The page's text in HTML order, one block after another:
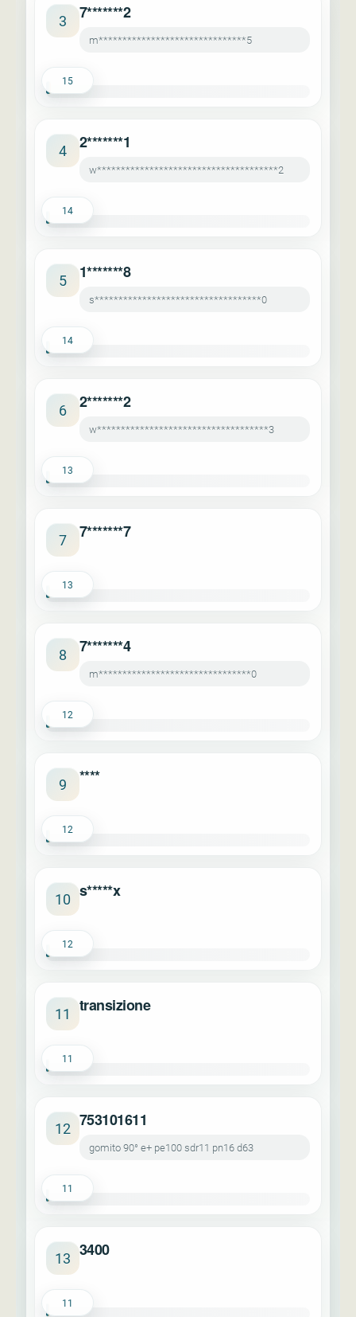
3 7*******2
m*******************************5
15
4 2*******1
w**************************************2
14
5 1*******8
s***********************************0
14
6 2*******2
w************************************3
13
7 7*******7
13
8 7*******4
m********************************0
12
9 ****
12
10 s*****x
12
11 transizione
11
12 753101611
gomito 90° e+ pe100 sdr11 pn16 d63
11
13 3400
11